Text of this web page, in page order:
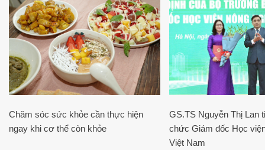
Chăm sóc sức khỏe cần thực hiện
ngay khi cơ thể còn khỏe
GS.TS Nguyễn Thị Lan
chức Giám đốc Học
Việt Nam